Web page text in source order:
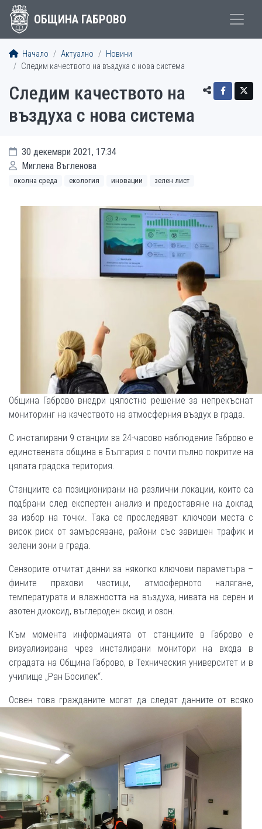
ОБЩИНА ГАБРОВО
Начало Актуално
Новини
Следим качеството на въздуха с нова система
Следим качеството на
въздуха с нова система
30 декември 2021, 17:34
Миглена Въгленова
околна среда екология иновации зелен лист
Община Габрово внедри цялостно решение за непрекъснат
мониторинг на качеството на атмосферния въздух в града.
С инсталирани 9 станции за 24-часово наблюдение Габрово е
единствената община в България с почти пълно покритие на
цялата градска територия.
Станциите са позиционирани на различни локации, които са
подбрани след експертен анализ и предоставяне на доклад
за избор на точки. Така се проследяват ключови места с
висок риск от замърсяване, райони със завишен трафик и
зелени зони в града.
Сензорите отчитат данни за няколко ключови параметъра –
фините прахови частици, атмосферното налягане,
температурата и влажността на въздуха, нивата на серен и
азотен диоксид, въглероден оксид и озон.
Към момента информацията от станциите в Габрово е
визуализирана чрез инсталирани монитори на входа в
сградата на Община Габрово, в Техническия университет и в
училище „Ран Босилек“.
Освен това гражданите могат да следят данните от всяко